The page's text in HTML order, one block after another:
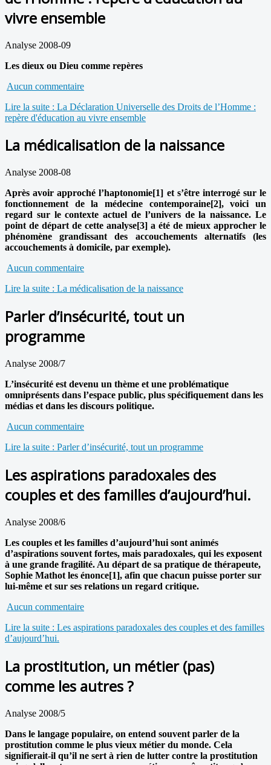
vivre ensemble
Analyse 2008-09
Les dieux ou Dieu comme repères
Aucun commentaire
Lire la suite : La Déclaration Universelle des Droits de l’Homme :
repère d'éducation au vivre ensemble
La médicalisation de la naissance
Analyse 2008-08
Après avoir approché l’haptonomie[1] et s’être interrogé sur le
fonctionnement de la médecine contemporaine[2], voici un
regard sur le contexte actuel de l’univers de la naissance. Le
point de départ de cette analyse[3] a été de mieux approcher le
phénomène grandissant des accouchements alternatifs (les
accouchements à domicile, par exemple).
Aucun commentaire
Lire la suite : La médicalisation de la naissance
Parler d’insécurité, tout un
programme
Analyse 2008/7
L’insécurité est devenu un thème et une problématique
omniprésents dans l’espace public, plus spécifiquement dans les
médias et dans les discours politique.
Aucun commentaire
Lire la suite : Parler d’insécurité, tout un programme
Les aspirations paradoxales des
couples et des familles d’aujourd’hui.
Analyse 2008/6
Les couples et les familles d’aujourd’hui sont animés
d’aspirations souvent fortes, mais paradoxales, qui les exposent
à une grande fragilité. Au départ de sa pratique de thérapeute,
Sophie Mathot les énonce[1], afin que chacun puisse porter sur
lui-même et sur ses relations un regard critique.
Aucun commentaire
Lire la suite : Les aspirations paradoxales des couples et des familles
d’aujourd’hui.
La prostitution, un métier (pas)
comme les autres ?
Analyse 2008/5
Dans le langage populaire, on entend souvent parler de la
prostitution comme le plus vieux métier du monde. Cela
signifierait-il qu’il ne sert à rien de lutter contre la prostitution